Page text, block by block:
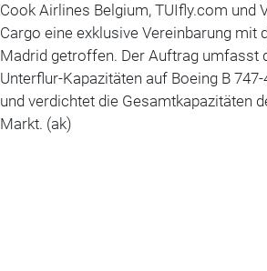
Cook Airlines Belgium, TUIfly.com und
Cargo eine exklusive Vereinbarung mit
Madrid getroffen. Der Auftrag umfasst
Unterflur-Kapazitäten auf Boeing B
und verdichtet die Gesamtkapazitäten
Markt. (ak)